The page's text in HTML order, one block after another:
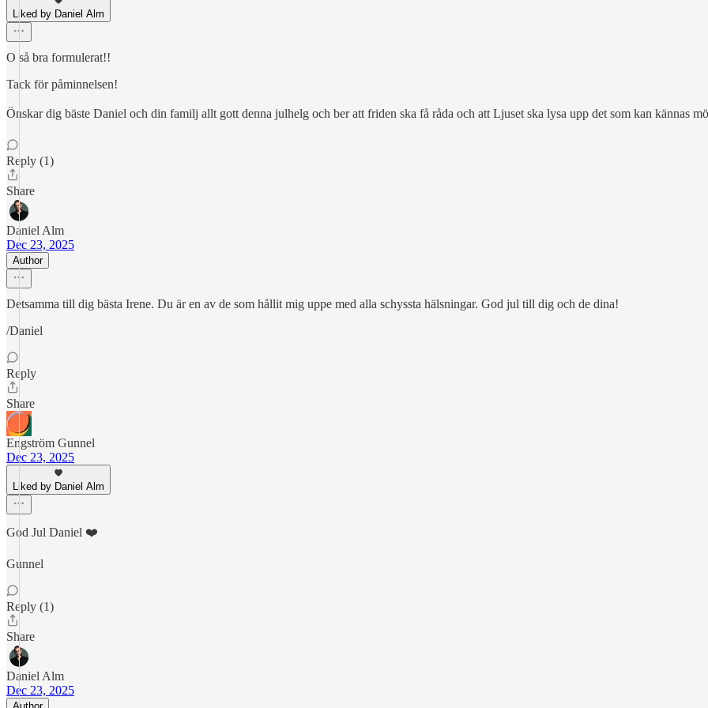
Liked by Daniel Alm
O så bra formulerat!!
Tack för påminnelsen!
Önskar dig bäste Daniel och din familj allt gott denna julhelg och ber att friden ska få råda och att Ljuset ska lysa upp det som kan kännas
Reply (1)
Share
Daniel Alm
Dec 23, 2025
Author
Detsamma till dig bästa Irene. Du är en av de som hållit mig uppe med alla schyssta hälsningar. God jul till dig och de dina!
/Daniel
Reply
Share
Engström Gunnel
Dec 23, 2025
Liked by Daniel Alm
God Jul Daniel ❤️
Gunnel
Reply (1)
Share
Daniel Alm
Dec 23, 2025